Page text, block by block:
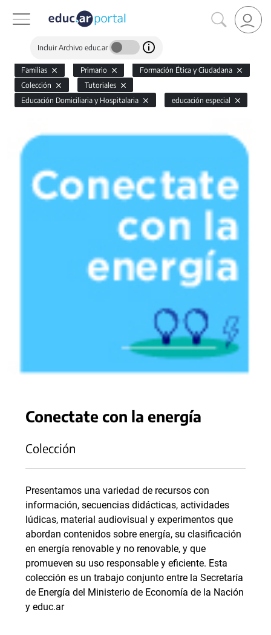
Incluir Archivo educ.ar
Familias Primario
Formación Ética y Ciudadana
Colección
Tutoriales
Educación Domiciliaria y Hospitalaria
educación especial
Conectate con la energía
Colección
Presentamos una variedad de recursos con
información, secuencias didácticas, actividades
lúdicas, material audiovisual y experimentos que
abordan contenidos sobre energía, su clasificación
en energía renovable y no renovable, y que
promueven su uso responsable y eficiente. Esta
colección es un trabajo conjunto entre la Secretaría
de Energía del Ministerio de Economía de la Nación
y educ.ar